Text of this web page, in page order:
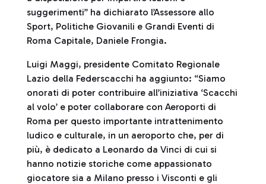
suggerimenti” ha dichiarato l’Assessore allo
Sport, Politiche Giovanili e Grandi Eventi di
Roma Capitale, Daniele Frongia.
Luigi Maggi, presidente Comitato Regionale
Lazio della Federscacchi ha aggiunto: “Siamo
onorati di poter contribuire all’iniziativa ‘Scacchi
al volo’ e poter collaborare con Aeroporti di
Roma per questo importante intrattenimento
ludico e culturale, in un aeroporto che, per di
più, è dedicato a Leonardo da Vinci di cui si
hanno notizie storiche come appassionato
giocatore sia a Milano presso i Visconti e gli